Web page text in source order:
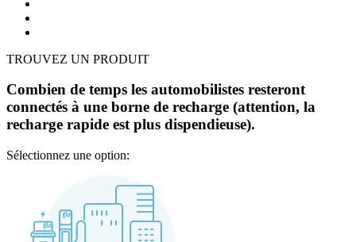
TROUVEZ UN PRODUIT
Combien de temps les automobilistes resteront
connectés à une borne de recharge (attention, la
recharge rapide est plus dispendieuse).
Sélectionnez une option: